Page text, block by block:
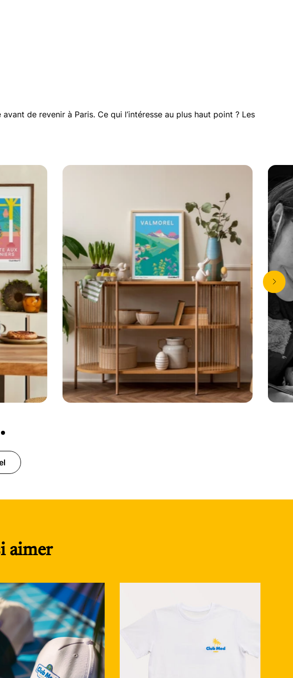
de revenir à Paris. Ce qui l’intéresse au plus haut point ? Les
aimer